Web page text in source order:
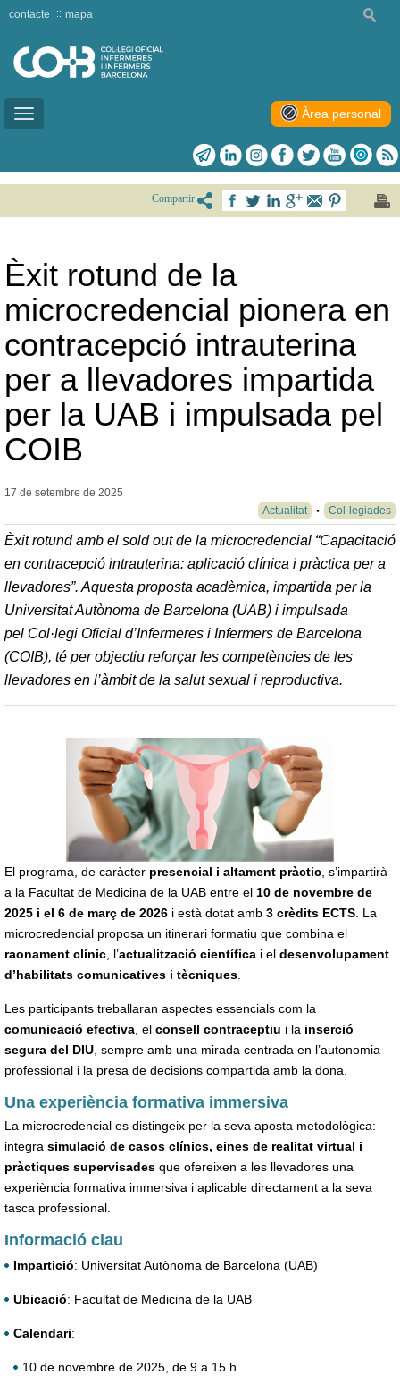
Toggle
contacte mapa
Àrea personal
Compartir
Èxit rotund de la
microcredencial pionera en
contracepció intrauterina
per a llevadores impartida
per la UAB i impulsada pel
COIB
17 de setembre de 2025
Actualitat
Col·legiades
Èxit rotund amb el sold out de la microcredencial “Capacitació
en contracepció intrauterina: aplicació clínica i pràctica per a
llevadores”. Aquesta proposta acadèmica, impartida per la
Universitat Autònoma de Barcelona (UAB) i impulsada
pel Col·legi Oficial d’Infermeres i Infermers de Barcelona
(COIB), té per objectiu reforçar les competències de les
llevadores en l’àmbit de la salut sexual i reproductiva.
El programa, de caràcter presencial i altament pràctic, s’impartirà
a la Facultat de Medicina de la UAB entre el 10 de novembre de
2025 i el 6 de març de 2026 i està dotat amb 3 crèdits ECTS. La
microcredencial proposa un itinerari formatiu que combina el
raonament clínic, l’actualització científica i el desenvolupament
d’habilitats comunicatives i tècniques.
Les participants treballaran aspectes essencials com la
comunicació efectiva, el consell contraceptiu i la inserció
segura del DIU, sempre amb una mirada centrada en l’autonomia
professional i la presa de decisions compartida amb la dona.
Una experiència formativa immersiva
La microcredencial es distingeix per la seva aposta metodològica:
integra simulació de casos clínics, eines de realitat virtual i
pràctiques supervisades que ofereixen a les llevadores una
experiència formativa immersiva i aplicable directament a la seva
tasca professional.
Informació clau
Impartició: Universitat Autònoma de Barcelona (UAB)
Ubicació: Facultat de Medicina de la UAB
Calendari:
10 de novembre de 2025, de 9 a 15 h